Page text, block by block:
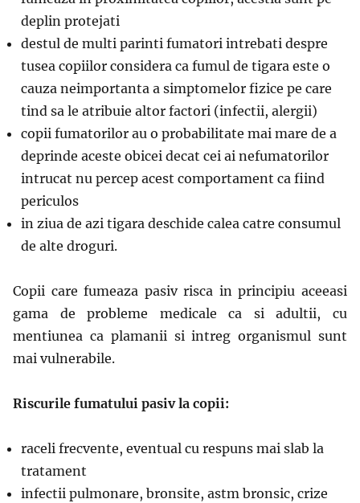
deplin protejati
destul de multi parinti fumatori intrebati despre
tusea copiilor considera ca fumul de tigara este o
cauza neimportanta a simptomelor fizice pe care
tind sa le atribuie altor factori (infectii, alergii)
copii fumatorilor au o probabilitate mai mare de a
deprinde aceste obicei decat cei ai nefumatorilor
intrucat nu percep acest comportament ca fiind
periculos
in ziua de azi tigara deschide calea catre consumul
de alte droguri.
Copii care fumeaza pasiv risca in principiu aceeasi
gama de probleme medicale ca si adultii, cu
mentiunea ca plamanii si intreg organismul sunt
mai vulnerabile.
Riscurile fumatului pasiv la copii:
raceli frecvente, eventual cu respuns mai slab la
tratament
infectii pulmonare, bronsite, astm bronsic, crize